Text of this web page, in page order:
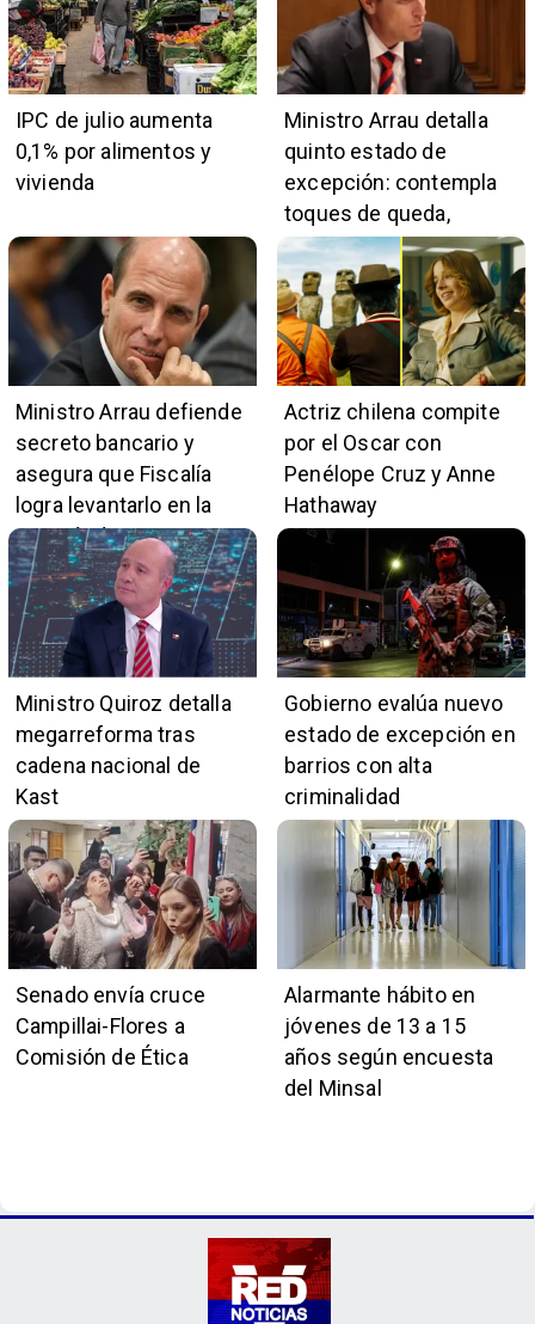
IPC de julio aumenta
0,1% por alimentos y
vivienda
Ministro Arrau detalla
quinto estado de
excepción: contempla
toques de queda,
restricciones y
escuchas telefónicas
en zonas críticas
Ministro Arrau defiende
secreto bancario y
asegura que Fiscalía
logra levantarlo en la
mayoría de casos
Actriz chilena compite
por el Oscar con
Penélope Cruz y Anne
Hathaway
Ministro Quiroz detalla
megarreforma tras
cadena nacional de
Kast
Gobierno evalúa nuevo
estado de excepción en
barrios con alta
criminalidad
Senado envía cruce
Campillai-Flores a
Comisión de Ética
Alarmante hábito en
jóvenes de 13 a 15
años según encuesta
del Minsal